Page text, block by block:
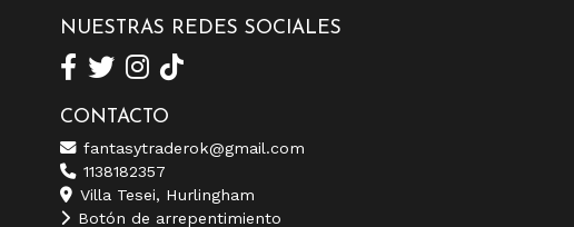
NUESTRAS REDES SOCIALES
CONTACTO
fantasytraderok@gmail.com
1138182357
Villa Tesei, Hurlingham
Botón de arrepentimiento